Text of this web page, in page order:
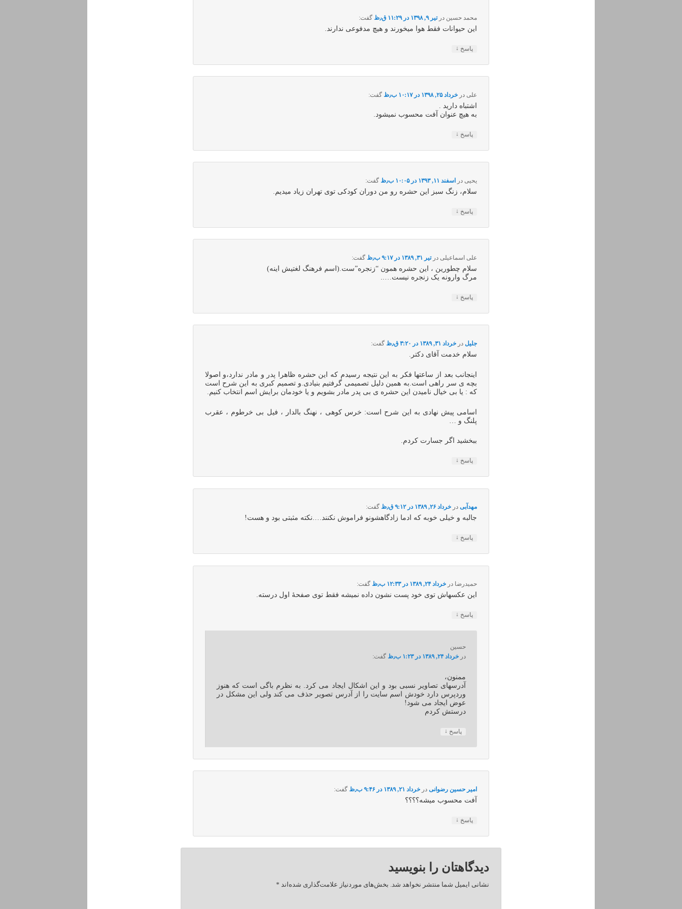
محمد حسین درتیر ۹, ۱۳۹۸ در ۱۱:۲۹ ق٫ظ گفت:
این حیوانات فقط هوا میخورند و هیچ مدفوعی ندارند.
پاسخ ↓
علیدر خرداد ۲۵, ۱۳۹۸ در ۱۰:۱۷ ب٫ظ گفت:
اشتباه دارید .
به هیچ عنوان آفت محسوب نمیشود.
پاسخ ↓
یحییدر اسفند ۱۱, ۱۳۹۳ در ۱۰:۰۵ ب٫ظ گفت:
سلام، زنگ سبز این حشره رو من دوران کودکی توی تهران زیاد میدیم.
پاسخ ↓
علی اسماعیلیدرتیر ۳۱, ۱۳۸۹ در ۹:۱۷ ب٫ظ گفت:
سلام چطورین ، این حشره همون “زنجره”ست.(اسم فرهنگ لغتیش اینه)
مرگ وارونه یک زنجره نیست…..
پاسخ ↓
جلیلدر خرداد ۳۱, ۱۳۸۹ در ۳:۲۰ ق٫ظ گفت:
سلام خدمت آقای دکتر.
اینجانب بعد از ساعتها فکر به این نتیجه رسیدم که این حشره ظاهرا پدر و مادر ندارد،و اصولا
بچه ی سر راهی است.به همین دلیل تصمیمی گرفتیم بنیادی.و تصمیم کبری به این شرح است
که : یا بی خیال نامیدن این حشره ی بی پدر مادر بشویم و یا خودمان برایش اسم انتخاب کنیم.
اسامی پیش نهادی به این شرح است: خرس کوهی ، نهنگ بالدار ، فیل بی خرطوم ، عقرب
پلنگ و …
ببخشید اگر جسارت کردم.
پاسخ ↓
مهدآبیدر خرداد ۲۶, ۱۳۸۹ در ۹:۱۲ ق٫ظ گفت:
جالبه و خیلی خوبه که ادما زادگاهشونو فراموش نکنند….نکته مثبتی بود و هست!
پاسخ ↓
حمیدرضا در خرداد ۲۴, ۱۳۸۹ در ۱۲:۳۳ ب٫ظ گفت:
این عکسهاش توی خود پست نشون داده نمیشه فقط توی صفحۀ اول درسته.
پاسخ ↓
حسین
درخرداد ۲۴, ۱۳۸۹ در ۱:۲۳ ب٫ظ گفت:
ممنون،
آدرسهای تصاویر نسبی بود و این اشکال ایجاد می کرد. به نظرم باگی است که هنوز
وردپرس دارد خودش اسم سایت را از آدرس تصویر حذف می کند ولی این مشکل در
عوض ایجاد می شود!
درستش کردم
پاسخ ↓
امیر حسین رضوانیدر خرداد ۲۱, ۱۳۸۹ در ۹:۴۶ ب٫ظ گفت:
آفت محسوب میشه؟؟؟؟
پاسخ ↓
دیدگاهتان را بنویسید
نشانی ایمیل شما منتشر نخواهد شد. بخش‌های موردنیاز علامت‌گذاری شده‌اند *